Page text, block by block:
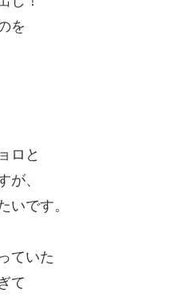
を
ロと
が、
いです。
ていた
て